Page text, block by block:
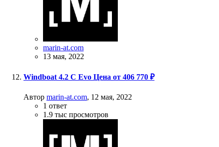
marin-at.com
13 мая, 2022
Windboat 4.2 C Evo Цена от 406 770 ₽
Автор marin-at.com, 12 мая, 2022
1 ответ
1.9 тыс просмотров